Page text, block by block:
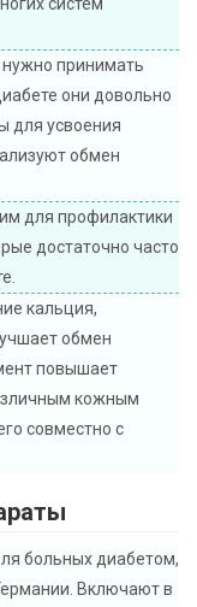
принимать
они довольно
для усвоения
обмен
для профилактики
достаточно часто
кальция,
обмен
повышает
кожным
совместно с
больных диабетом,
Включают в